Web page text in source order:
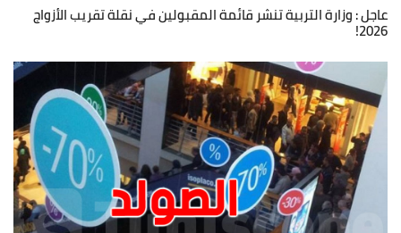
عاجل : وزارة التربية تنشر قائمة المقبولين في نقلة تقريب الأزواج
2026!